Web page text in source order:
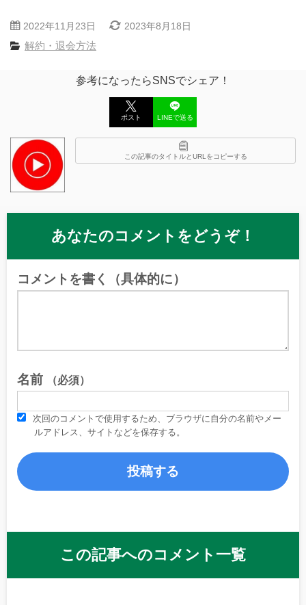
2022年11月23日 2023年8月18日
解約・退会方法
参考になったらSNSでシェア！
ポスト LINEで送る
この記事のタイトルとURLをコピーする
あなたのコメントをどうぞ！
コメントを書く（具体的に）
名前 （必須）
次回のコメントで使用するため、ブラウザに自分の名前やメー
ルアドレス、サイトなどを保存する。
この記事へのコメント一覧